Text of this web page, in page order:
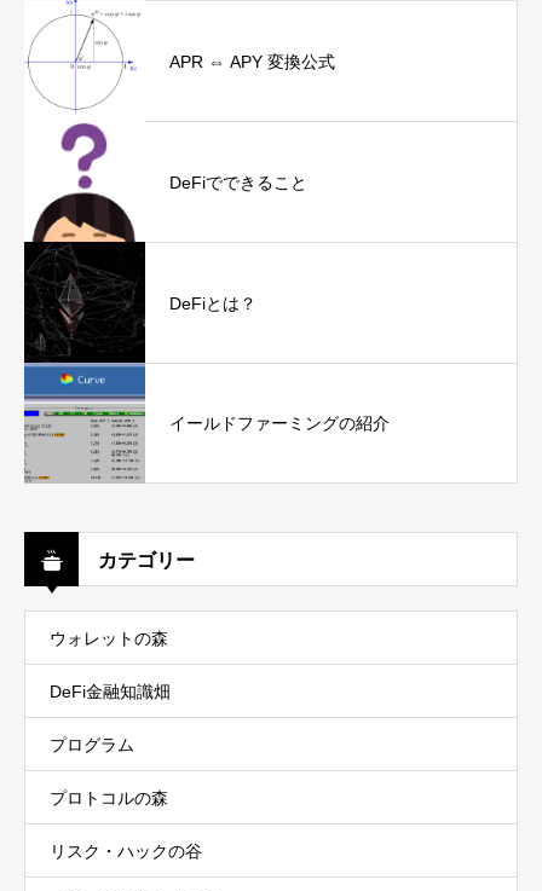
APR ⇔ APY 変換公式
DeFiでできること
DeFiとは？
イールドファーミングの紹介
カテゴリー
ウォレットの森
DeFi金融知識畑
プログラム
プロトコルの森
リスク・ハックの谷